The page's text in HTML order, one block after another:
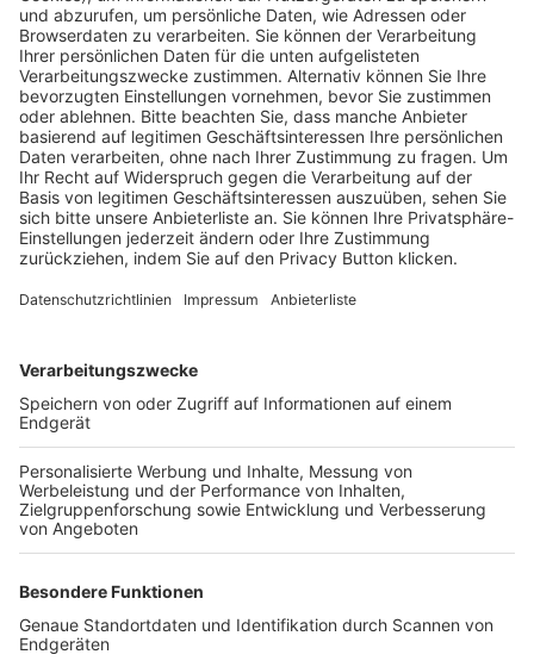
Pässe und Vereinswechsel
Trainerausbildung
Schulungsangebot Vereinsmitarbeiter
BFV-Geschäftsstellen
Trainerbörse
Login SpielPlus
FOLGE DEM BFV
TOP-VEREINE
TOP-PARTNER